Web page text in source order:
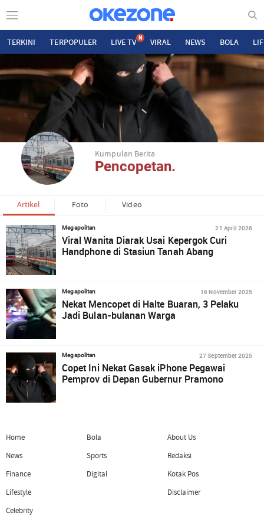
TERKINI TERPOPULER LIVE TV N VIRAL NEWS BOLA
Kumpulan Berita
Pencopetan.
Artikel Foto Video
Megapolitan 21 April 2026
Viral Wanita Diarak Usai Kepergok Curi
Handphone di Stasiun Tanah Abang
Megapolitan 16 November 2025
Nekat Mencopet di Halte Buaran, 3 Pelaku
Jadi Bulan-bulanan Warga
Megapolitan 27 September 2025
Copet Ini Nekat Gasak iPhone Pegawai
Pemprov di Depan Gubernur Pramono
Home
News
Finance
Lifestyle
Celebrity
Bola
Sports
Digital
About Us
Redaksi
Kotak Pos
Disclaimer